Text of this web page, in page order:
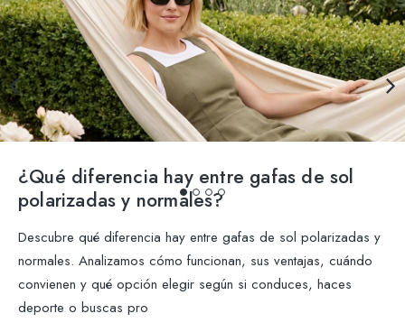
¿Qué diferencia hay entre gafas de sol
polarizadas y normales?
Descubre qué diferencia hay entre gafas de sol polarizadas y
normales. Analizamos cómo funcionan, sus ventajas, cuándo
convienen y qué opción elegir según si conduces, haces
deporte o buscas pro